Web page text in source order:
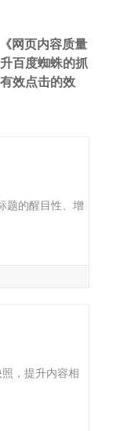
网页内容质量
百度蜘蛛的抓
效点击的效
题的醒目性、增
，提升内容相